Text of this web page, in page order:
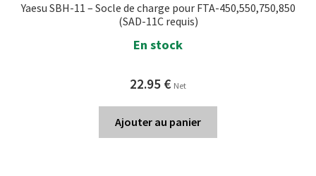
Yaesu SBH-11 – Socle de charge pour FTA-450,550,750,850
(SAD-11C requis)
En stock
22.95 € Net
Ajouter au panier